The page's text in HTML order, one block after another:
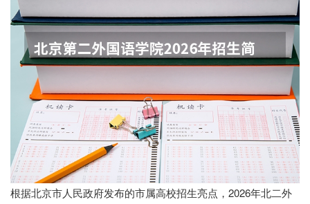
根据北京市人民政府发布的市属高校招生亮点，2026年北二外